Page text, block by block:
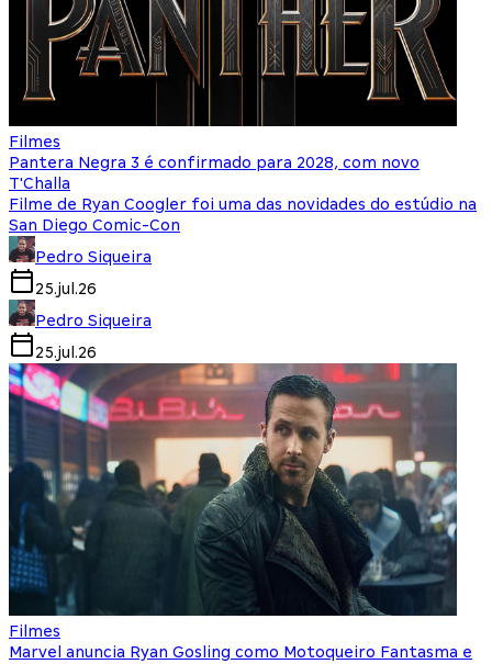
Filmes
Pantera Negra 3 é confirmado para 2028, com novo
T'Challa
Filme de Ryan Coogler foi uma das novidades do estúdio na
San Diego Comic-Con
Pedro Siqueira
25.jul.26
Pedro Siqueira
25.jul.26
Filmes
Marvel anuncia Ryan Gosling como Motoqueiro Fantasma e